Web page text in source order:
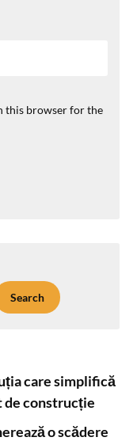
this browser for the
Search
care simplifică
de construcție
o scădere